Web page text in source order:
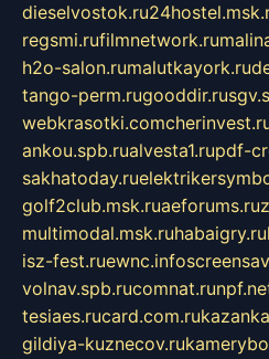
dieselvostok.ru
regsmi.rufilmnetwork.ru
h2o-salon.rumalutkayork.ru
tango-perm.rugooddir.ru
webkrasotki.com
ankou.spb.rualvesta1.rupdf-
sakhatoday.ru
golf2club.msk.ruaeforums.ru
multimodal.msk.ruhabaigry.ru
isz-fest.ruewnc.info
volnav.spb.rucomnat.ru
tesiaes.rucard.com.ru
gildiya-kuznecov.ru